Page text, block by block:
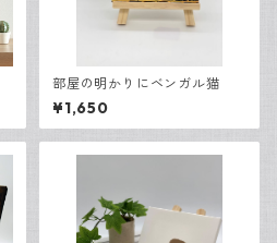
部屋の明かりにベンガル猫
¥1,650